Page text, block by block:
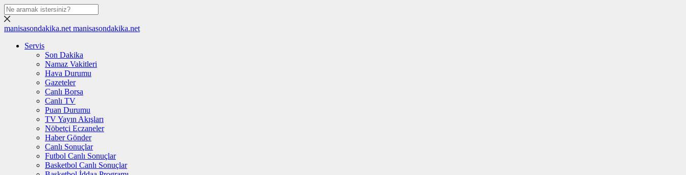
manisasondakika.net manisasondakika.net
Servis
Son Dakika
Namaz Vakitleri
Hava Durumu
Gazeteler
Canlı Borsa
Canlı TV
Puan Durumu
TV Yayın Akışları
Nöbetçi Eczaneler
Haber Gönder
Canlı Sonuçlar
Futbol Canlı Sonuçlar
Basketbol Canlı Sonuçlar